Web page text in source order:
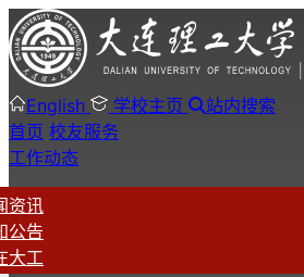
English 学校主页
站内搜索
首页 校友服务
工作动态
资讯
公告
大工